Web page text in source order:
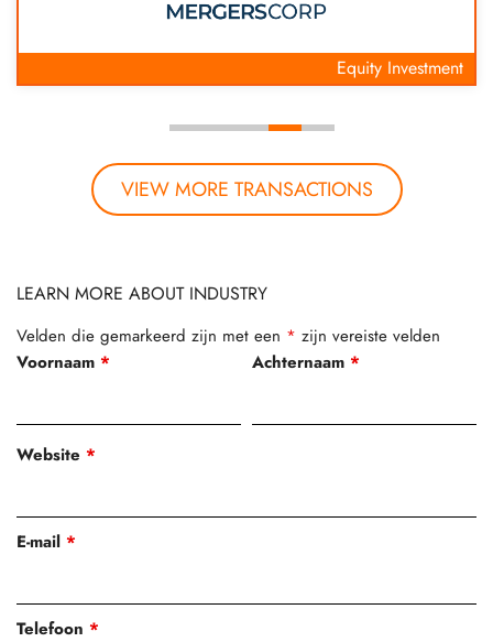
Equity Investment
VIEW MORE TRANSACTIONS
LEARN MORE ABOUT INDUSTRY
Velden die gemarkeerd zijn met een * zijn vereiste velden
Voornaam * Achternaam *
Website *
E-mail *
Telefoon *